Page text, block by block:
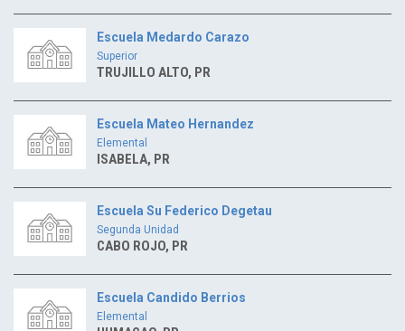
Escuela Medardo Carazo
Superior
TRUJILLO ALTO, PR
Escuela Mateo Hernandez
Elemental
ISABELA, PR
Escuela Su Federico Degetau
Segunda Unidad
CABO ROJO, PR
Escuela Candido Berrios
Elemental